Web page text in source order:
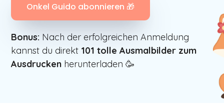
Onkel Guido abonnieren 🎁
Bonus: Nach der erfolgreichen Anmeldung
kannst du direkt 101 tolle Ausmalbilder zum
Ausdrucken herunterladen 🥳